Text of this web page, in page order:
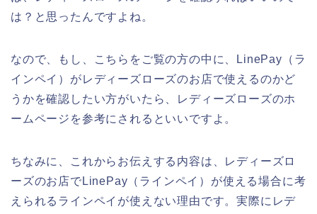
は？と思ったんですよね。
なので、もし、こちらをご覧の方の中に、LinePay（ラ
インペイ）がレディーズローズのお店で使えるのかど
うかを確認したい方がいたら、レディーズローズのホ
ームページを参考にされるといいですよ。
ちなみに、これからお伝えする内容は、レディーズロ
ーズのお店でLinePay（ラインペイ）が使える場合に考
えられるラインペイが使えない理由です。実際にレデ